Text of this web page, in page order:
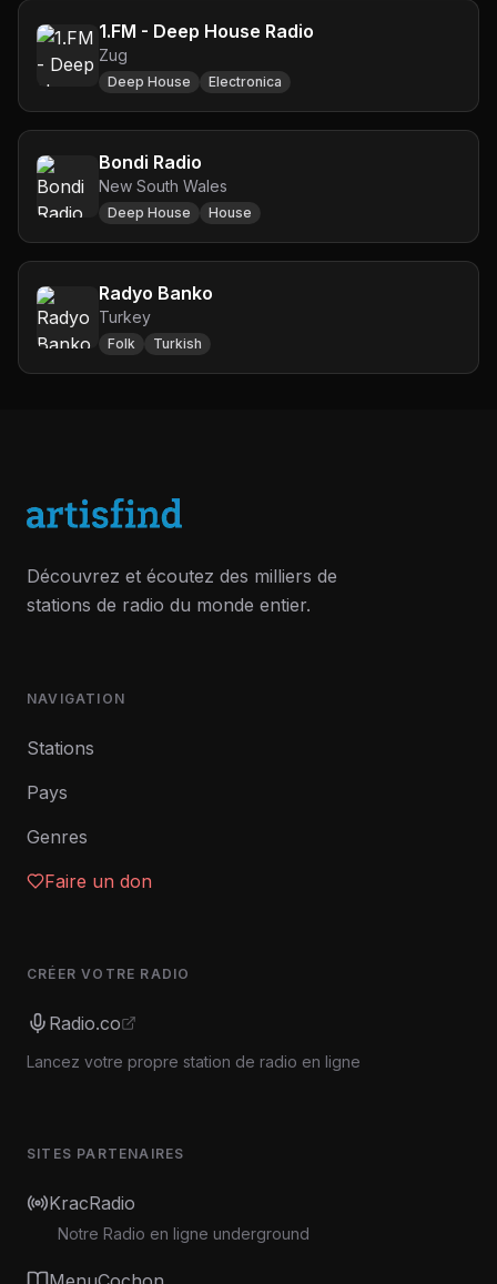
1.FM - Deep House Radio
Zug
Deep House Electronica
Bondi Radio
New South Wales
Deep House House
Radyo Banko
Turkey
Folk Turkish
Découvrez et écoutez des milliers de
stations de radio du monde entier.
NAVIGATION
Stations
Pays
Genres
Faire un don
CRÉER VOTRE RADIO
Radio.co
Lancez votre propre station de radio en ligne
SITES PARTENAIRES
KracRadio
Notre Radio en ligne underground